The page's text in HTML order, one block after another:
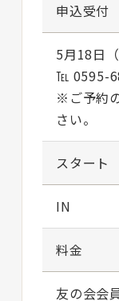
申込受付
5月18日
℡ 0595-
※ご予約
さい。
スタート
IN
料金
友の会会